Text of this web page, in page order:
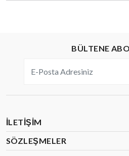
BÜLTENE
İLETIŞIM
SÖZLEŞMELER